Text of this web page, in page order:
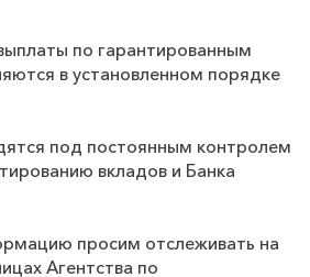
по гарантированным
в установленном порядке
под постоянным контролем
вкладов и Банка
просим отслеживать на
Агентства по